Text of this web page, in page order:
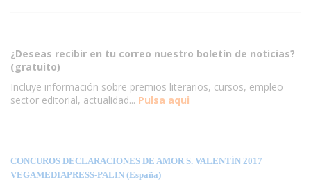
¿Deseas recibir en tu correo nuestro boletín de noticias?
(gratuito)
Incluye información sobre premios literarios, cursos, empleo
sector editorial, actualidad... Pulsa aqui
CONCUROS DECLARACIONES DE AMOR S. VALENTÍN 2017
VEGAMEDIAPRESS-PALIN (España)